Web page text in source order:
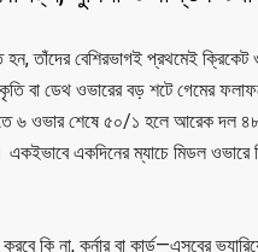
হন, তাঁদের বেশিরভাগই প্রথমেই ক্রিকেট
বা ডেথ ওভারের বড় শটে গেমের
৬ ওভার শেষে ৫০/১ হলে আরেক দল
একইভাবে একদিনের ম্যাচে মিডল
কি না, কর্নার বা কার্ড—এসবের